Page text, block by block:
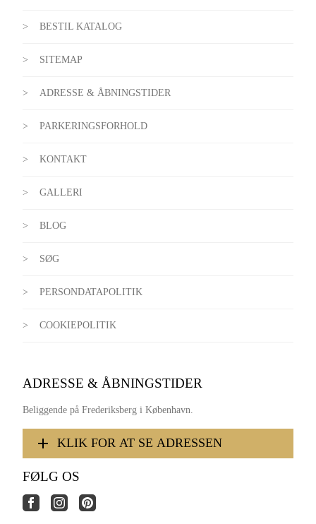
BESTIL KATALOG
SITEMAP
ADRESSE & ÅBNINGSTIDER
PARKERINGSFORHOLD
KONTAKT
GALLERI
BLOG
SØG
PERSONDATAPOLITIK
COOKIEPOLITIK
ADRESSE & ÅBNINGSTIDER
Beliggende på Frederiksberg i København.
KLIK FOR AT SE ADRESSEN
FØLG OS